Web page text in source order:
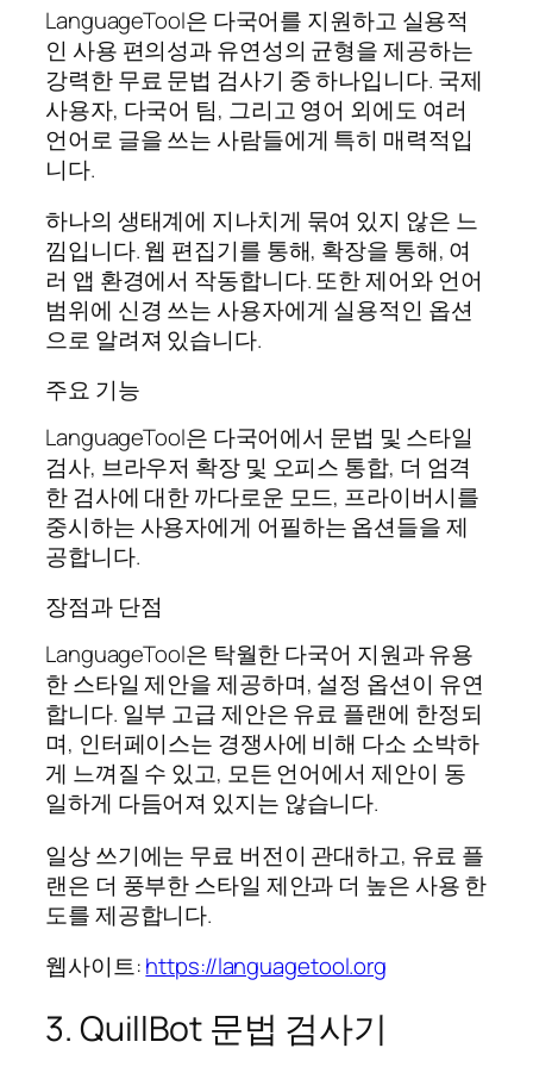
LanguageTool은 다국어를 지원하고 실용적
인 사용 편의성과 유연성의 균형을 제공하는
강력한 무료 문법 검사기 중 하나입니다. 국제
사용자, 다국어 팀, 그리고 영어 외에도 여러
언어로 글을 쓰는 사람들에게 특히 매력적입
니다.
하나의 생태계에 지나치게 묶여 있지 않은 느
낌입니다. 웹 편집기를 통해, 확장을 통해, 여
러 앱 환경에서 작동합니다. 또한 제어와 언어
범위에 신경 쓰는 사용자에게 실용적인 옵션
으로 알려져 있습니다.
주요 기능
LanguageTool은 다국어에서 문법 및 스타일
검사, 브라우저 확장 및 오피스 통합, 더 엄격
한 검사에 대한 까다로운 모드, 프라이버시를
중시하는 사용자에게 어필하는 옵션들을 제
공합니다.
장점과 단점
LanguageTool은 탁월한 다국어 지원과 유용
한 스타일 제안을 제공하며, 설정 옵션이 유연
합니다. 일부 고급 제안은 유료 플랜에 한정되
며, 인터페이스는 경쟁사에 비해 다소 소박하
게 느껴질 수 있고, 모든 언어에서 제안이 동
일하게 다듬어져 있지는 않습니다.
일상 쓰기에는 무료 버전이 관대하고, 유료 플
랜은 더 풍부한 스타일 제안과 더 높은 사용 한
도를 제공합니다.
웹사이트:https://languagetool.org
3. QuillBot 문법 검사기